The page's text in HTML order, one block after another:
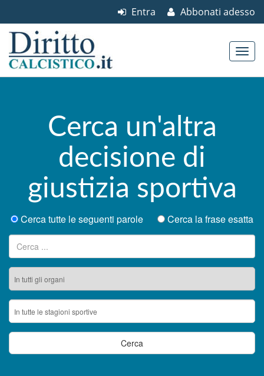
Abbonati adesso
Entra
Cerca un'altra
decisione di
giustizia sportiva
Cerca tutte le seguenti parole
Cerca la frase esatta
Ricerca per: